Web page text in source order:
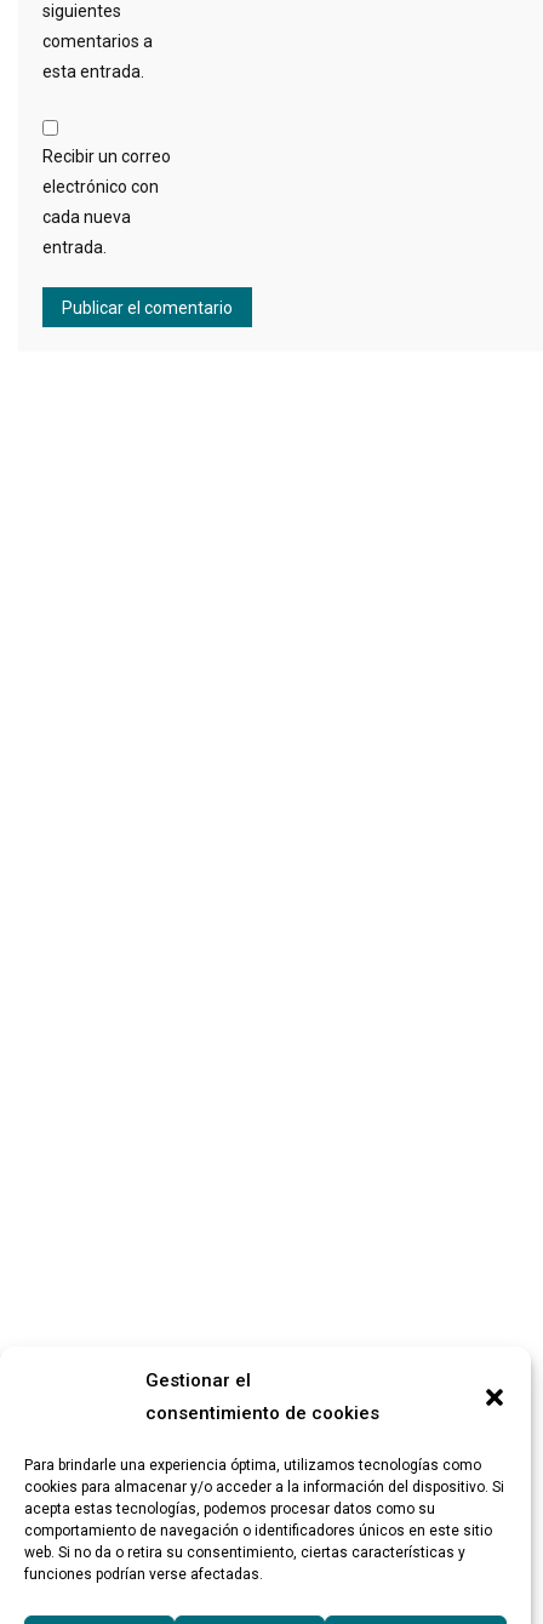
Gestionar el
consentimiento de cookies
Para brindarle una experiencia óptima, utilizamos tecnologías como
cookies para almacenar y/o acceder a la información del dispositivo. Si
acepta estas tecnologías, podemos procesar datos como su
comportamiento de navegación o identificadores únicos en este sitio
web. Si no da o retira su consentimiento, ciertas características y
funciones podrían verse afectadas.
siguientes
comentarios a
esta entrada.
Recibir un correo
electrónico con
cada nueva
entrada.